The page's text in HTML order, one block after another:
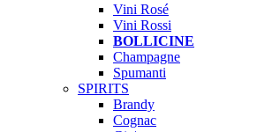
Vini Rosé
Vini Rossi
BOLLICINE
Champagne
Spumanti
SPIRITS
Brandy
Cognac